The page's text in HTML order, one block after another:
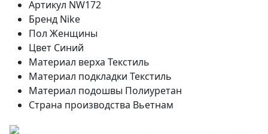
Артикул NW172
Бренд Nike
Пол Женщины
Цвет Синий
Материал верха Текстиль
Материал подкладки Текстиль
Материал подошвы Полиуретан
Страна производства Вьетнам